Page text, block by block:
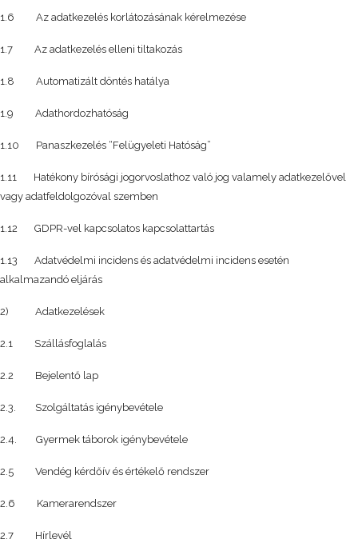
1.6 Az adatkezelés korlátozásának kérelmezése
1.7 Az adatkezelés elleni tiltakozás
1.8 Automatizált döntés hatálya
1.9 Adathordozhatóság
1.10 Panaszkezelés “Felügyeleti Hatóság”
1.11 Hatékony bírósági jogorvoslathoz való jog valamely adatkezelővel
vagy adatfeldolgozóval szemben
1.12 GDPR-vel kapcsolatos kapcsolattartás
1.13 Adatvédelmi incidens és adatvédelmi incidens esetén
alkalmazandó eljárás
2) Adatkezelések
2.1 Szállásfoglalás
2.2 Bejelentő lap
2.3. Szolgáltatás igénybevétele
2.4. Gyermek táborok igénybevétele
2.5 Vendég kérdőív és értékelő rendszer
2.6 Kamerarendszer
2.7 Hírlevél